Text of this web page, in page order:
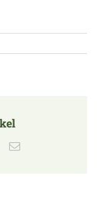
Pinterest
E-